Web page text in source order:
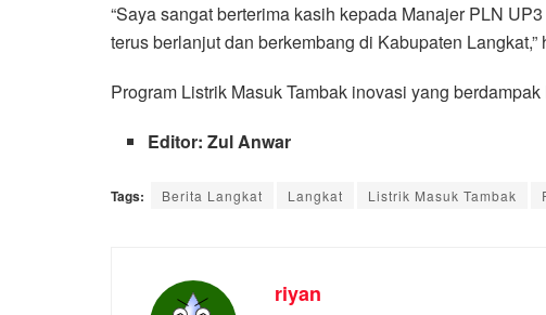
“Saya sangat berterima kasih kepada Manajer PLN
terus berlanjut dan berkembang di Kabupaten Langkat,”
Program Listrik Masuk Tambak inovasi yang
Editor: Zul Anwar
Tags: Berita Langkat Langkat Listrik Masuk Tambak
riyan